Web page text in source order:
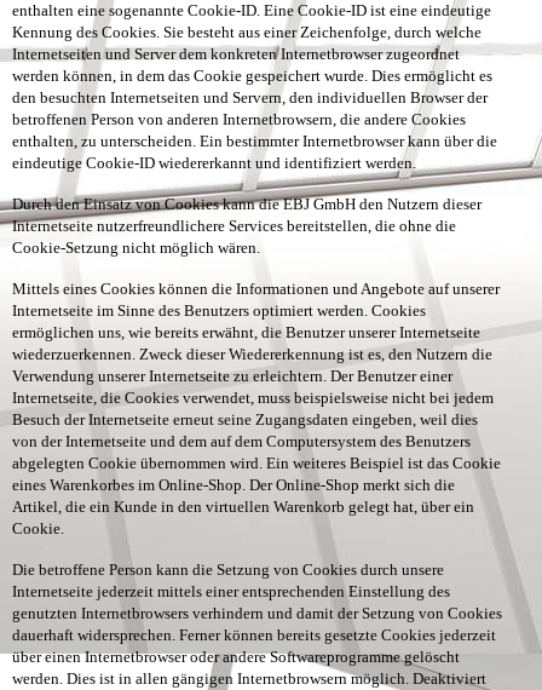
enthalten eine sogenannte Cookie-ID. Eine Cookie-ID ist eine eindeutige
Kennung des Cookies. Sie besteht aus einer Zeichenfolge, durch welche
Internetseiten und Server dem konkreten Internetbrowser zugeordnet
werden können, in dem das Cookie gespeichert wurde. Dies ermöglicht es
den besuchten Internetseiten und Servern, den individuellen Browser der
betroffenen Person von anderen Internetbrowsern, die andere Cookies
enthalten, zu unterscheiden. Ein bestimmter Internetbrowser kann über die
eindeutige Cookie-ID wiedererkannt und identifiziert werden.
Durch den Einsatz von Cookies kann die EBJ GmbH den Nutzern dieser
Internetseite nutzerfreundlichere Services bereitstellen, die ohne die
Cookie-Setzung nicht möglich wären.
Mittels eines Cookies können die Informationen und Angebote auf unserer
Internetseite im Sinne des Benutzers optimiert werden. Cookies
ermöglichen uns, wie bereits erwähnt, die Benutzer unserer Internetseite
wiederzuerkennen. Zweck dieser Wiedererkennung ist es, den Nutzern die
Verwendung unserer Internetseite zu erleichtern. Der Benutzer einer
Internetseite, die Cookies verwendet, muss beispielsweise nicht bei jedem
Besuch der Internetseite erneut seine Zugangsdaten eingeben, weil dies
von der Internetseite und dem auf dem Computersystem des Benutzers
abgelegten Cookie übernommen wird. Ein weiteres Beispiel ist das Cookie
eines Warenkorbes im Online-Shop. Der Online-Shop merkt sich die
Artikel, die ein Kunde in den virtuellen Warenkorb gelegt hat, über ein
Cookie.
Die betroffene Person kann die Setzung von Cookies durch unsere
Internetseite jederzeit mittels einer entsprechenden Einstellung des
genutzten Internetbrowsers verhindern und damit der Setzung von Cookies
dauerhaft widersprechen. Ferner können bereits gesetzte Cookies jederzeit
über einen Internetbrowser oder andere Softwareprogramme gelöscht
werden. Dies ist in allen gängigen Internetbrowsern möglich. Deaktiviert